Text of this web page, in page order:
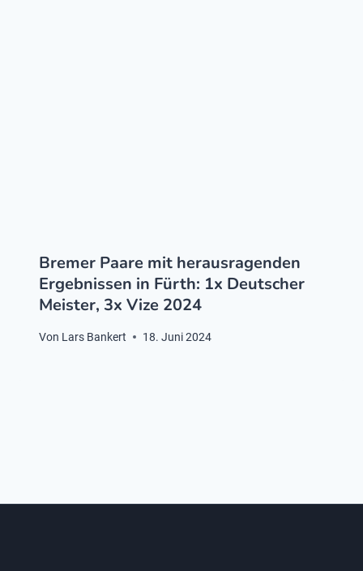
Bremer Paare mit herausragenden
Ergebnissen in Fürth: 1x Deutscher
Meister, 3x Vize 2024
Von Lars Bankert 18. Juni 2024